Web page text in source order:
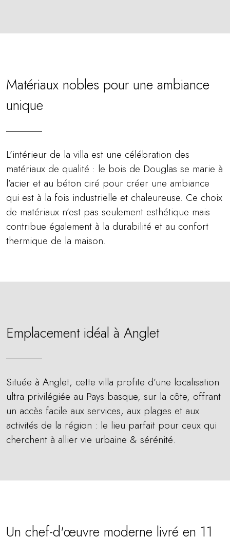
Matériaux nobles pour une ambiance
unique
L’intérieur de la villa est une célébration des
matériaux de qualité : le bois de Douglas se marie à
l’acier et au béton ciré pour créer une ambiance
qui est à la fois industrielle et chaleureuse. Ce choix
de matériaux n’est pas seulement esthétique mais
contribue également à la durabilité et au confort
thermique de la maison.
Emplacement idéal à Anglet
Située à Anglet, cette villa profite d’une localisation
ultra privilégiée au Pays basque, sur la côte, offrant
un accès facile aux services, aux plages et aux
activités de la région : le lieu parfait pour ceux qui
cherchent à allier vie urbaine & sérénité.
Un chef-d'œuvre moderne livré en 11